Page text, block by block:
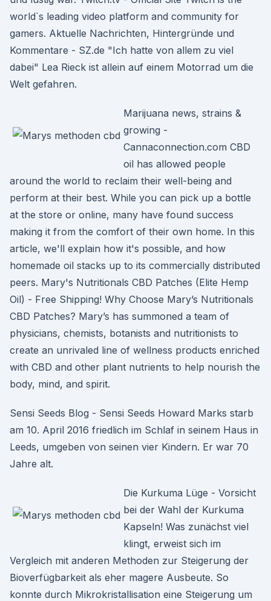
world`s leading video platform and community for
gamers. Aktuelle Nachrichten, Hintergründe und
Kommentare - SZ.de "Ich hatte von allem zu viel
dabei" Lea Rieck ist allein auf einem Motorrad um die
Welt gefahren.
Marijuana news, strains &
growing -
Cannaconnection.com CBD
oil has allowed people
around the world to reclaim their well-being and
perform at their best. While you can pick up a bottle
at the store or online, many have found success
making it from the comfort of their own home. In this
article, we'll explain how it's possible, and how
homemade oil stacks up to its commercially distributed
peers. Mary's Nutritionals CBD Patches (Elite Hemp
Oil) - Free Shipping! Why Choose Mary’s Nutritionals
CBD Patches? Mary’s has summoned a team of
physicians, chemists, botanists and nutritionists to
create an unrivaled line of wellness products enriched
with CBD and other plant nutrients to help nourish the
body, mind, and spirit.
Sensi Seeds Blog - Sensi Seeds Howard Marks starb
am 10. April 2016 friedlich im Schlaf in seinem Haus in
Leeds, umgeben von seinen vier Kindern. Er war 70
Jahre alt.
Die Kurkuma Lüge - Vorsicht
bei der Wahl der Kurkuma
Kapseln! Was zunächst viel
klingt, erweist sich im
Vergleich mit anderen Methoden zur Steigerung der
Bioverfügbarkeit als eher magere Ausbeute. So
konnte durch Mikrokristallisation eine Steigerung um